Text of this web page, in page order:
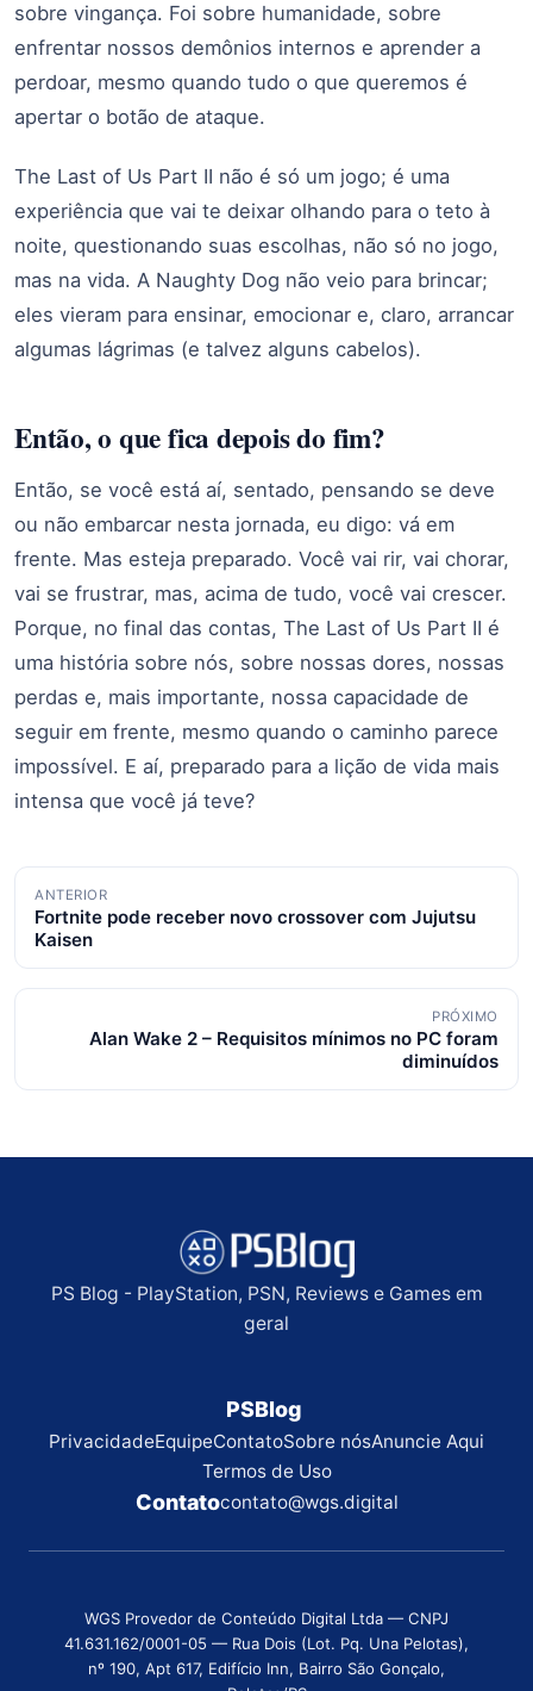
sobre vingança. Foi sobre humanidade, sobre
enfrentar nossos demônios internos e aprender a
perdoar, mesmo quando tudo o que queremos é
apertar o botão de ataque.
The Last of Us Part II não é só um jogo; é uma
experiência que vai te deixar olhando para o teto à
noite, questionando suas escolhas, não só no jogo,
mas na vida. A Naughty Dog não veio para brincar;
eles vieram para ensinar, emocionar e, claro, arrancar
algumas lágrimas (e talvez alguns cabelos).
Então, o que fica depois do fim?
Então, se você está aí, sentado, pensando se deve
ou não embarcar nesta jornada, eu digo: vá em
frente. Mas esteja preparado. Você vai rir, vai chorar,
vai se frustrar, mas, acima de tudo, você vai crescer.
Porque, no final das contas, The Last of Us Part II é
uma história sobre nós, sobre nossas dores, nossas
perdas e, mais importante, nossa capacidade de
seguir em frente, mesmo quando o caminho parece
impossível. E aí, preparado para a lição de vida mais
intensa que você já teve?
Navegação
de
posts
ANTERIOR
Fortnite pode receber novo crossover com Jujutsu
Kaisen
PRÓXIMO
Alan Wake 2 – Requisitos mínimos no PC foram
diminuídos
PS Blog - PlayStation, PSN, Reviews e Games em
geral
PSBlog
PrivacidadeEquipeContatoSobre nósAnuncie Aqui
Termos de Uso
Contatocontato@wgs.digital
WGS Provedor de Conteúdo Digital Ltda — CNPJ
41.631.162/0001-05 — Rua Dois (Lot. Pq. Una Pelotas),
nº 190, Apt 617, Edifício Inn, Bairro São Gonçalo,